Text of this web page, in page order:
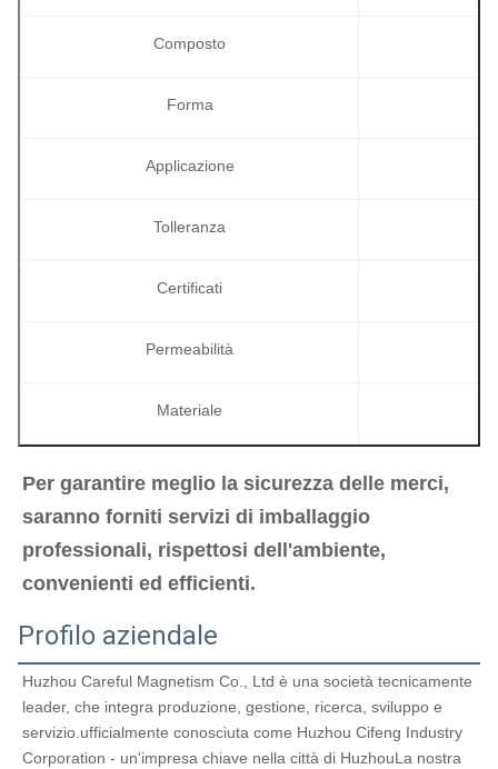
Composto
Forma
Applicazione
Tolleranza
Certificati
Permeabilità
Materiale
Per garantire meglio la sicurezza delle merci,
saranno forniti servizi di imballaggio
professionali, rispettosi dell'ambiente,
convenienti ed efficienti.
Profilo aziendale
Huzhou Careful Magnetism Co., Ltd è una società tecnicamente
leader, che integra produzione, gestione, ricerca, sviluppo e
servizio.ufficialmente conosciuta come Huzhou Cifeng Industry
Corporation - un'impresa chiave nella città di HuzhouLa nostra